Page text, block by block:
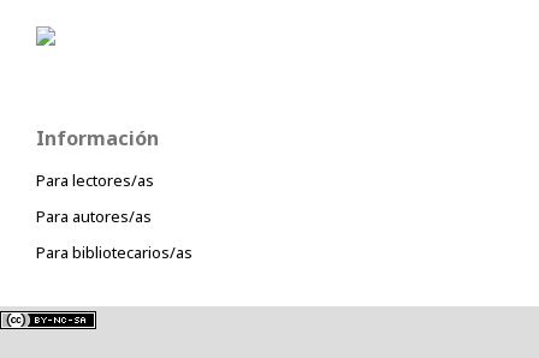
Información
Para lectores/as
Para autores/as
Para bibliotecarios/as